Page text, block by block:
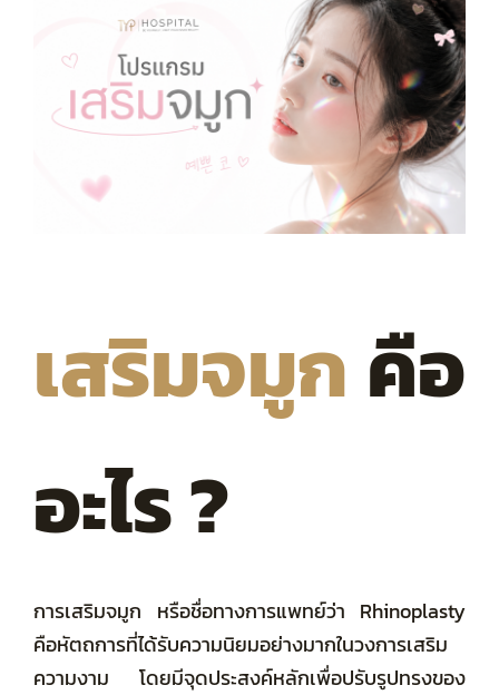
เสริมจมูก คือ
อะไร ?
การเสริมจมูก หรือชื่อทางการแพทย์ว่า Rhinoplasty
คือหัตถการที่ได้รับความนิยมอย่างมากในวงการเสริม
ความงาม โดยมีจุดประสงค์หลักเพื่อปรับรูปทรงของ